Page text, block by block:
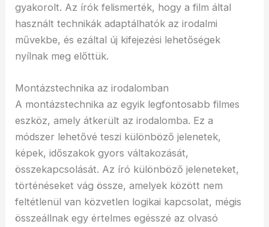
gyakorolt. Az írók felismerték, hogy a film által
használt technikák adaptálhatók az irodalmi
művekbe, és ezáltal új kifejezési lehetőségek
nyílnak meg előttük.
Montázstechnika az irodalomban
A montázstechnika az egyik legfontosabb filmes
eszköz, amely átkerült az irodalomba. Ez a
módszer lehetővé teszi különböző jelenetek,
képek, időszakok gyors váltakozását,
összekapcsolását. Az író különböző jeleneteket,
történéseket vág össze, amelyek között nem
feltétlenül van közvetlen logikai kapcsolat, mégis
összeállnak egy értelmes egésszé az olvasó